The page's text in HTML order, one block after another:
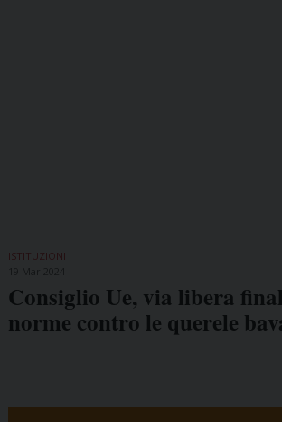
ISTITUZIONI
Consiglio Ue, via libera
norme contro le querele